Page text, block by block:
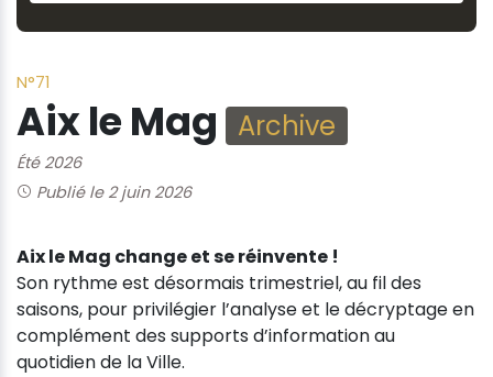
N°71
Aix le Mag Archive
Été 2026
Publié le 2 juin 2026
Aix le Mag change et se réinvente !
Son rythme est désormais trimestriel, au fil des
saisons, pour privilégier l’analyse et le décryptage en
complément des supports d’information au
quotidien de la Ville.